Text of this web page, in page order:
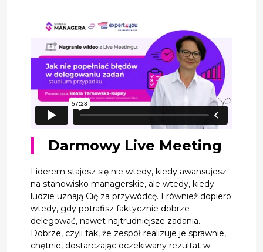
Darmowy Live Meeting
Liderem stajesz się nie wtedy, kiedy awansujesz
na stanowisko managerskie, ale wtedy, kiedy
ludzie uznają Cię za przywódcę. I również dopiero
wtedy, gdy potrafisz faktycznie dobrze
delegować, nawet najtrudniejsze zadania.
Dobrze, czyli tak, że zespół realizuje je sprawnie,
chętnie, dostarczając oczekiwany rezultat w